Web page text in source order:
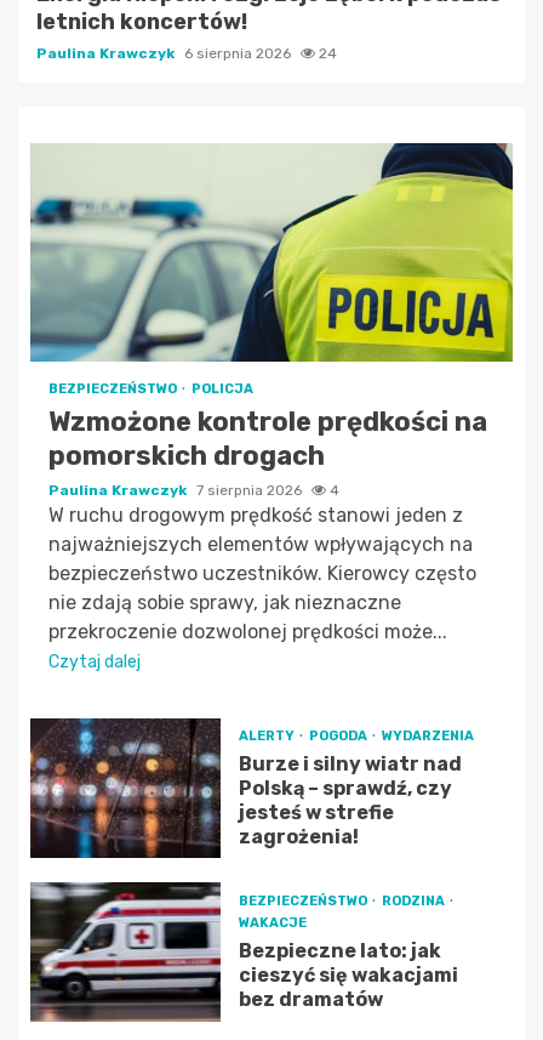
letnich koncertów!
Paulina Krawczyk 6 sierpnia 2026 24
BEZPIECZEŃSTWO POLICJA
Wzmożone kontrole prędkości na
pomorskich drogach
Paulina Krawczyk 7 sierpnia 2026 4
W ruchu drogowym prędkość stanowi jeden z
najważniejszych elementów wpływających na
bezpieczeństwo uczestników. Kierowcy często
nie zdają sobie sprawy, jak nieznaczne
przekroczenie dozwolonej prędkości może...
Czytaj dalej
ALERTY POGODA WYDARZENIA
Burze i silny wiatr nad
Polską – sprawdź, czy
jesteś w strefie
zagrożenia!
BEZPIECZEŃSTWO
RODZINA
WAKACJE
Bezpieczne lato: jak
cieszyć się wakacjami
bez dramatów